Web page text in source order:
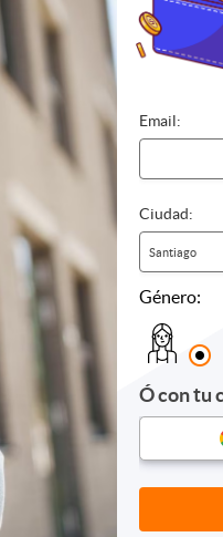
Email:
Ciudad:
Santiago
Género:
Ó con tu
Sushi